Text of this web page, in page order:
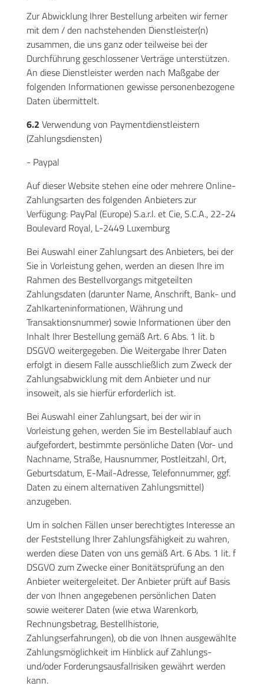
Zur Abwicklung Ihrer Bestellung arbeiten wir ferner
mit dem / den nachstehenden Dienstleister(n)
zusammen, die uns ganz oder teilweise bei der
Durchführung geschlossener Verträge unterstützen.
An diese Dienstleister werden nach Maßgabe der
folgenden Informationen gewisse personenbezogene
Daten übermittelt.
6.2 Verwendung von Paymentdienstleistern
(Zahlungsdiensten)
- Paypal
Auf dieser Website stehen eine oder mehrere Online-
Zahlungsarten des folgenden Anbieters zur
Verfügung: PayPal (Europe) S.a.r.l. et Cie, S.C.A., 22-24
Boulevard Royal, L-2449 Luxemburg
Bei Auswahl einer Zahlungsart des Anbieters, bei der
Sie in Vorleistung gehen, werden an diesen Ihre im
Rahmen des Bestellvorgangs mitgeteilten
Zahlungsdaten (darunter Name, Anschrift, Bank- und
Zahlkarteninformationen, Währung und
Transaktionsnummer) sowie Informationen über den
Inhalt Ihrer Bestellung gemäß Art. 6 Abs. 1 lit. b
DSGVO weitergegeben. Die Weitergabe Ihrer Daten
erfolgt in diesem Falle ausschließlich zum Zweck der
Zahlungsabwicklung mit dem Anbieter und nur
insoweit, als sie hierfür erforderlich ist.
Bei Auswahl einer Zahlungsart, bei der wir in
Vorleistung gehen, werden Sie im Bestellablauf auch
aufgefordert, bestimmte persönliche Daten (Vor- und
Nachname, Straße, Hausnummer, Postleitzahl, Ort,
Geburtsdatum, E-Mail-Adresse, Telefonnummer, ggf.
Daten zu einem alternativen Zahlungsmittel)
anzugeben.
Um in solchen Fällen unser berechtigtes Interesse an
der Feststellung Ihrer Zahlungsfähigkeit zu wahren,
werden diese Daten von uns gemäß Art. 6 Abs. 1 lit. f
DSGVO zum Zwecke einer Bonitätsprüfung an den
Anbieter weitergeleitet. Der Anbieter prüft auf Basis
der von Ihnen angegebenen persönlichen Daten
sowie weiterer Daten (wie etwa Warenkorb,
Rechnungsbetrag, Bestellhistorie,
Zahlungserfahrungen), ob die von Ihnen ausgewählte
Zahlungsmöglichkeit im Hinblick auf Zahlungs-
und/oder Forderungsausfallrisiken gewährt werden
kann.